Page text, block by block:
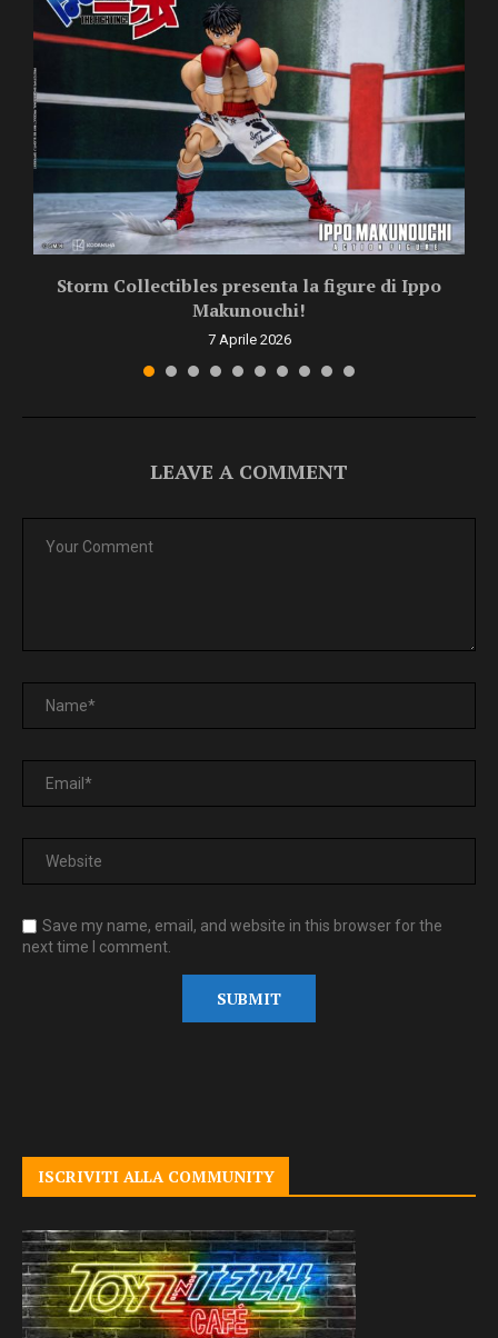
Storm Collectibles presenta la figure di Ippo
Makunouchi!
7 Aprile 2026
LEAVE A COMMENT
Save my name, email, and website in this browser for the
next time I comment.
ISCRIVITI ALLA COMMUNITY